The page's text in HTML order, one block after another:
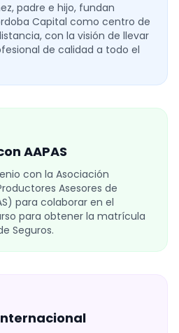
padre e hijo, fundan
Capital como centro de
con la visión de llevar
de calidad a todo el
AAPAS
con la Asociación
Asesores de
para colaborar en el
para obtener la matrícula
Seguros.